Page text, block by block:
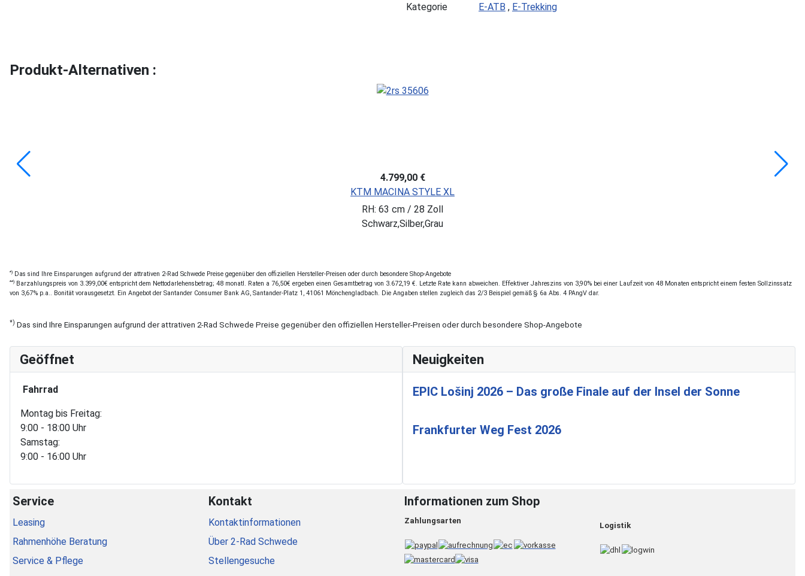
Kategorie
E-ATB , E-Trekking
Produkt-Alternativen :
4.799,00 €
KTM MACINA STYLE XL
RH: 63 cm / 28 Zoll
Schwarz,Silber,Grau
*) Das sind Ihre Einsparungen aufgrund der attrativen 2-Rad Schwede Preise gegenüber den offiziellen Hersteller-Preisen oder durch besondere Shop-Angebote
**) Barzahlungspreis von 3.399,00€ entspricht dem Nettodarlehensbetrag; 48 monatl. Raten a 76,50€ ergeben einen Gesamtbetrag von 3.672,19 €. Letzte Rate kann abweichen. Effektiver Jahreszins von 3,90% bei einer Laufzeit von 48 Monaten entspricht einem festen Sollzinssatz
von 3,67% p.a.. Bonität vorausgesetzt. Ein Angebot der Santander Consumer Bank AG, Santander-Platz 1, 41061 Mönchengladbach. Die Angaben stellen zugleich das 2/3 Beispiel gemäß § 6a Abs. 4 PAngV dar.
*) Das sind Ihre Einsparungen aufgrund der attrativen 2-Rad Schwede Preise gegenüber den offiziellen Hersteller-Preisen oder durch besondere Shop-Angebote
Geöffnet
Fahrrad
Montag bis Freitag:
9:00 - 18:00 Uhr
Samstag:
9:00 - 16:00 Uhr
Neuigkeiten
EPIC Lošinj 2026 – Das große Finale auf der Insel der Sonne
Frankfurter Weg Fest 2026
Service
Leasing
Rahmenhöhe Beratung
Service & Pflege
Kontakt
Kontaktinformationen
Über 2-Rad Schwede
Stellengesuche
Informationen zum Shop
Zahlungsarten
Logistik